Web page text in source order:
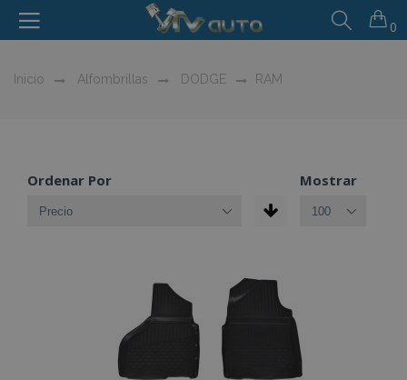
0
Inicio Alfombrillas DODGE RAM
Ordenar Por Mostrar